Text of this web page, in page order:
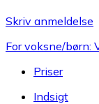
Skriv anmeldelse
For voksne/børn:
Priser
Indsigt